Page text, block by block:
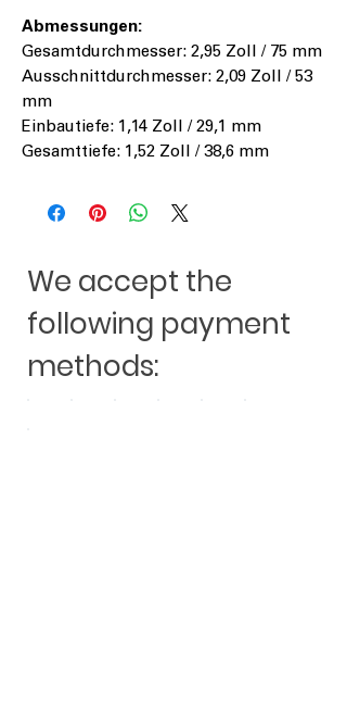
Abmessungen:
Gesamtdurchmesser: 2,95 Zoll / 75 mm
Ausschnittdurchmesser: 2,09 Zoll / 53
mm
Einbautiefe: 1,14 Zoll / 29,1 mm
Gesamttiefe: 1,52 Zoll / 38,6 mm
We accept the
following payment
methods: